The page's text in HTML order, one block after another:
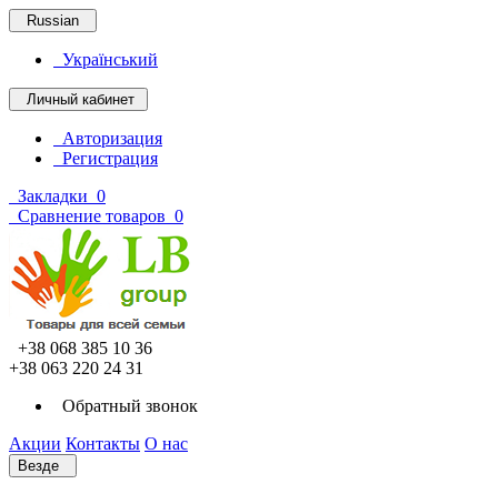
Russian
Український
Личный кабинет
Авторизация
Регистрация
Закладки 0
Сравнение товаров 0
+38 068 385 10 36
+38 063 220 24 31
Обратный звонок
Акции Контакты О нас
Везде